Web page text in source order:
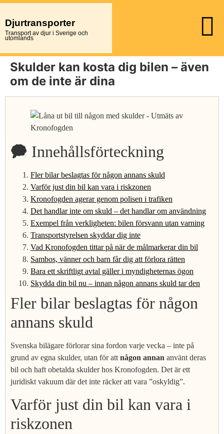
Djurtransporter
Transport av djur i Sverige och
utomlands
Skulder kan kosta dig bilen – även
om de inte är dina
🗭 Innehållsförteckning
Fler bilar beslagtas för någon annans skuld
Varför just din bil kan vara i riskzonen
Kronofogden agerar genom polisen i trafiken
Det handlar inte om skuld – det handlar om användning
Exempel från verkligheten: bilen försvann utan varning
Transportstyrelsen skyddar dig inte
Vad Kronofogden tittar på när de målmarkerar din bil
Sambos, vänner och barn får dig att förlora rätten
Bara ett skriftligt avtal gäller i myndigheternas ögon
Skydda din bil nu – innan någon annans skuld tar den
Fler bilar beslagtas för någon
annans skuld
Svenska bilägare förlorar sina fordon varje vecka – inte på
grund av egna skulder, utan för att någon annan använt deras
bil och haft obetalda skulder hos Kronofogden. Det är ett
juridiskt vakuum där det inte räcker att vara ”oskyldig”.
Varför just din bil kan vara i
riskzonen